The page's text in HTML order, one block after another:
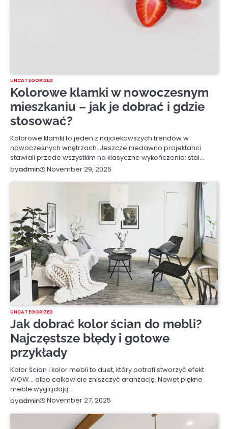
UNCATEGORIZED
Kolorowe klamki w nowoczesnym
mieszkaniu – jak je dobrać i gdzie
stosować?
Kolorowe klamki to jeden z najciekawszych trendów w
nowoczesnych wnętrzach. Jeszcze niedawno projektanci
stawiali przede wszystkim na klasyczne wykończenia: stal…
byadmin November 29, 2025
UNCATEGORIZED
Jak dobrać kolor ścian do mebli?
Najczęstsze błędy i gotowe
przykłady
Kolor ścian i kolor mebli to duet, który potrafi stworzyć efekt
WOW… albo całkowicie zniszczyć aranżację. Nawet piękne
meble wyglądają…
byadmin November 27, 2025